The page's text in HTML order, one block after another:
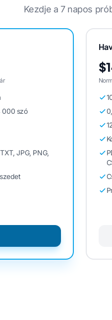
Kezdje a 7 napos
000 szó
JPG, PNG,